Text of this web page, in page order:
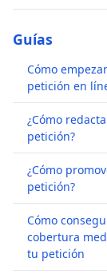
Guías
Cómo
petición en
¿Cómo
petición?
¿Cómo
petición?
Cómo
cobertura
tu petición